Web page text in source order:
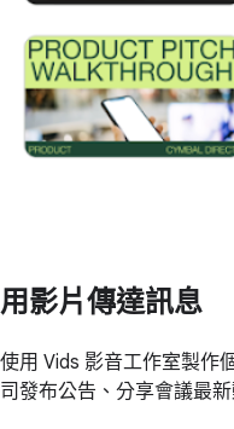
用影片傳達訊息
使用 Vids 影音工作室製作
司發布公告、分享會議最新